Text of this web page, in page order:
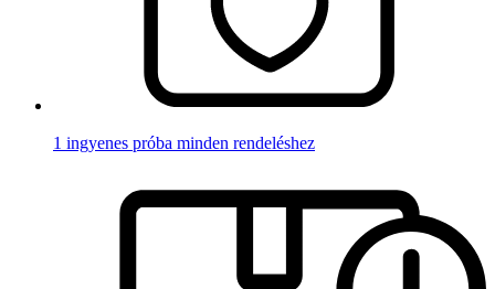
1 ingyenes próba minden rendeléshez